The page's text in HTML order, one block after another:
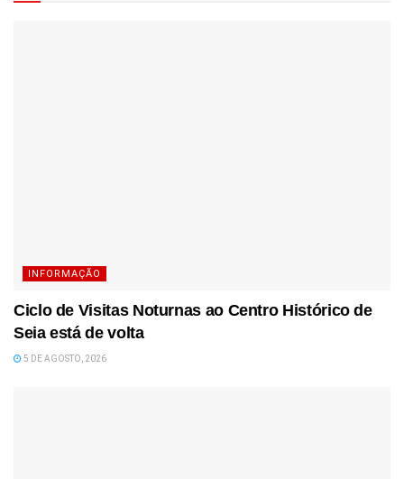
INFORMAÇÃO
Ciclo de Visitas Noturnas ao Centro Histórico de
Seia está de volta
5 DE AGOSTO, 2026